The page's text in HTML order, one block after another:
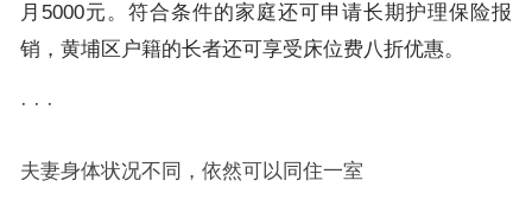
月5000元。符合条件的家庭还可申请长期护理保险报
销，黄埔区户籍的长者还可享受床位费八折优惠。
· · ·
夫妻身体状况不同，依然可以同住一室